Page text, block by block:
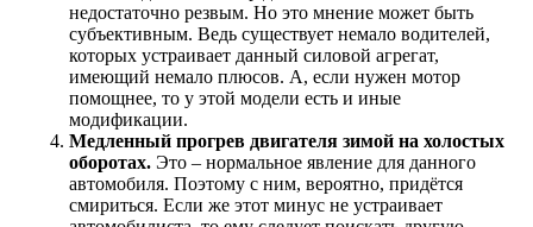
недостаточно резвым. Но это мнение может быть
субъективным. Ведь существует немало водителей,
которых устраивает данный силовой агрегат,
имеющий немало плюсов. А, если нужен мотор
помощнее, то у этой модели есть и иные
модификации.
Медленный прогрев двигателя зимой на холостых
оборотах. Это – нормальное явление для данного
автомобиля. Поэтому с ним, вероятно, придётся
смириться. Если же этот минус не устраивает